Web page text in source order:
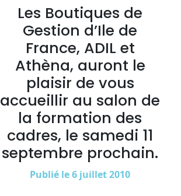
Les Boutiques de
Gestion d’Ile de
France, ADIL et
Athèna, auront le
plaisir de vous
accueillir au salon de
la formation des
cadres, le samedi 11
septembre prochain.
Publié le 6 juillet 2010